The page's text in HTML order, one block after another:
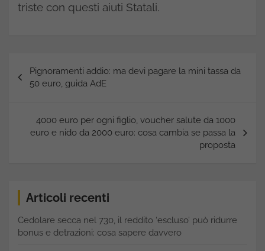
triste con questi aiuti Statali.
Navigazione
articoli
Pignoramenti addio: ma devi pagare la mini tassa da
50 euro, guida AdE
4000 euro per ogni figlio, voucher salute da 1000
euro e nido da 2000 euro: cosa cambia se passa la
proposta
Articoli recenti
Cedolare secca nel 730, il reddito ‘escluso’ può ridurre
bonus e detrazioni: cosa sapere davvero